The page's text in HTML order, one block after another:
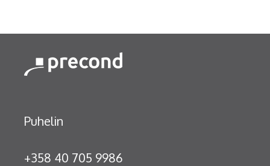
Puhelin
+358 40 705 9986